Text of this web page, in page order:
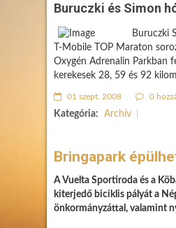
Buruczki és Simon
Buruczki
T-Mobile TOP Maraton
Oxygén Adrenalin Parkban
kerekesek 28, 59 és 92
01 szept. 2008 0
Kategória: Archív
Bringapark
A Vuelta Sportiroda és a
kiterjedő biciklis pályát a
önkormányzáttal, valamint